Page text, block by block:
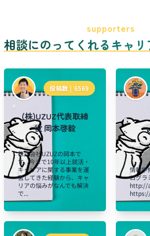
supporters
相談にのってくれるキャ
投稿数 | 6569
(株)UZUZ代表取締
役 岡本啓毅
株式会社UZUZの岡本で
す。今まで10年以上就活・
キャリアに関する事業を運
営してきた経験から、キャ
リアの悩みがなんでも解決
で...
情報学
ログラ
http://